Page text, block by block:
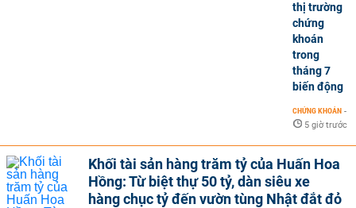
thị trường
chứng
khoán
trong
tháng 7
biến động
CHỨNG KHOÁN -
5 giờ trước
Khối tài sản hàng trăm tỷ của Huấn Hoa
Hồng: Từ biệt thự 50 tỷ, dàn siêu xe
hàng chục tỷ đến vườn tùng Nhật đắt đỏ